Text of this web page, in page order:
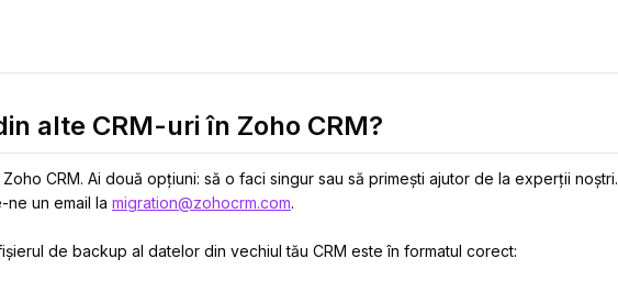
alte CRM-uri în Zoho CRM?
CRM. Ai două opțiuni: să o faci singur sau să primești ajutor de la experții noștri.
ne un email la migration@zohocrm.com.
de backup al datelor din vechiul tău CRM este în formatul corect: